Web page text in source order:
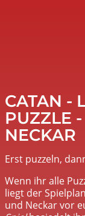
CATAN -
PUZZLE
NECKAR
Erst puzzeln,
Wenn ihr alle
liegt der
und Neckar vor